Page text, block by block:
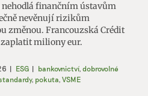
finančním ústavům
nevěnují rizikům
změnou. Francouzská Crédit
miliony eur.
| ESG | bankovnictví, dobrovolné
, pokuta, VSME